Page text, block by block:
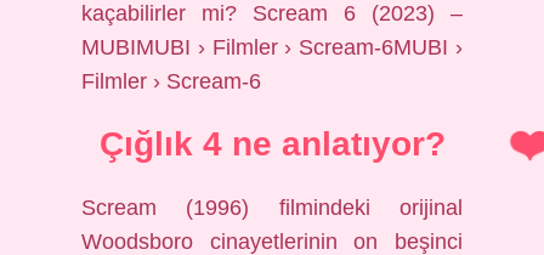
kaçabilirler mi? Scream 6 (2023) –
MUBIMUBI › Filmler › Scream-6MUBI ›
Filmler › Scream-6
Çığlık 4 ne anlatıyor?
Scream (1996) filmindeki orijinal
Woodsboro cinayetlerinin on beşinci